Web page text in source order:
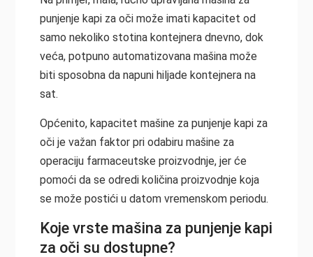
punjenje kapi za oči može imati kapacitet od
samo nekoliko stotina kontejnera dnevno, dok
veća, potpuno automatizovana mašina može
biti sposobna da napuni hiljade kontejnera na
sat.
Općenito, kapacitet mašine za punjenje kapi za
oči je važan faktor pri odabiru mašine za
operaciju farmaceutske proizvodnje, jer će
pomoći da se odredi količina proizvodnje koja
se može postići u datom vremenskom periodu.
Koje vrste mašina za punjenje kapi
za oči su dostupne?